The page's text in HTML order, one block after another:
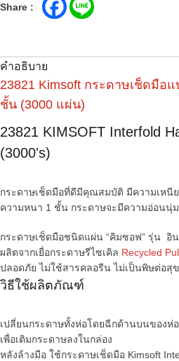
Share :
คำอธิบาย
23821 Kimsoft กระดาษเช็ดมือ
ชั้น (3000 แผ่น)
23821 KIMSOFT Interfold
(3000's)
กระดาษเช็ดมือที่ดีมีคุณสมบัติ มีความเหนีย
ความหนา 1 ชั้น กระดาษจะมีความอ่อนนุ่
กระดาษเช็ดมือชนิดแผ่น “คิมซอฟ” รุ่น อิ
ผลิตจากเยื่อกระดาษรีไซเคิล Recycled
ปลอดภัย ไม่ใช้สารคลอรีน ไม่เป็นพิษต่อสุ
วิธีใช้ผลิตภัณฑ์
เปลี่ยนกระดาษทั้งห่อโดยฉีกด้านบนของห่
เพื่อเติมกระดาษลงในกล่อง
หลังล้างมือ ใช้กระดาษเช็ดมือ Kimsoft